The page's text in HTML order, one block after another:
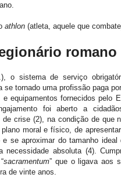
athlon (atleta, aquele que
romano
o sistema de serviço
tornado uma profissão paga
equipamentos fornecidos pelo
foi aberto a
crise (2), na condição de que
moral e físico, de
se aproximar do tamanho
absoluta (4).
sacramentum” que o ligava aos
de vinte anos.